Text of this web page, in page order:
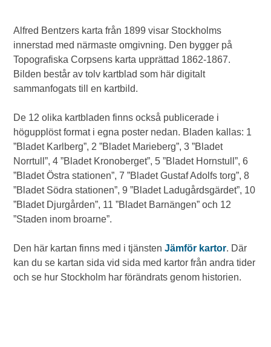
Alfred Bentzers karta från 1899 visar Stockholms
innerstad med närmaste omgivning. Den bygger på
Topografiska Corpsens karta upprättad 1862-1867.
Bilden består av tolv kartblad som här digitalt
sammanfogats till en kartbild.
De 12 olika kartbladen finns också publicerade i
högupplöst format i egna poster nedan. Bladen kallas: 1
”Bladet Karlberg”, 2 ”Bladet Marieberg”, 3 ”Bladet
Norrtull”, 4 ”Bladet Kronoberget”, 5 ”Bladet Hornstull”, 6
”Bladet Östra stationen”, 7 ”Bladet Gustaf Adolfs torg”, 8
”Bladet Södra stationen”, 9 ”Bladet Ladugårdsgärdet”, 10
”Bladet Djurgården”, 11 ”Bladet Barnängen” och 12
”Staden inom broarne”.
Den här kartan finns med i tjänstenJämför kartor. Där
kan du se kartan sida vid sida med kartor från andra tider
och se hur Stockholm har förändrats genom historien.